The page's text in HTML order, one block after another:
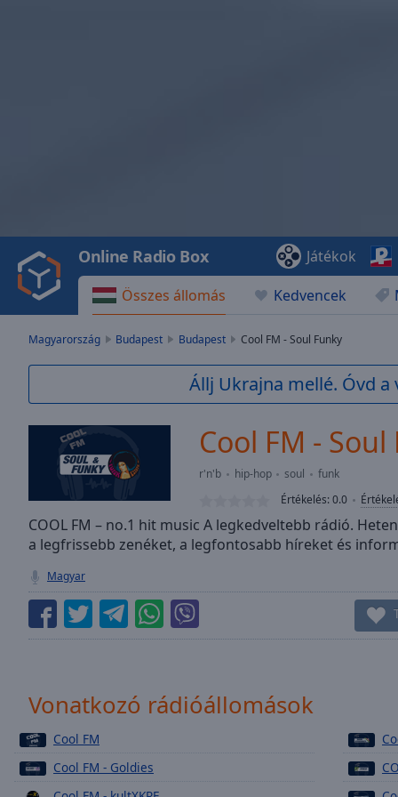
Video
Play
Backward
Skip
Current
Duration-:-
Stream
TypeLIVE
Seek to
currently
behind
LIVE
Remaining
Time-
Playback
Rate
Chapters
Összes állomás Kedvencek
Online Radio Box Játékok
Magyarország Budapest Budapest Cool FM - Soul Funky
Állj Ukrajna mellé. Óvd a
Cool FM - Soul
r'n'b hip-hop soul
funk
Értékelés:0.0
COOL FM – no.1 hit music A legkedveltebb rádió.
a legfrissebb zenéket, a legfontosabb híreket és
Magyar
Vonatkozó rádióállomások
Cool FM
Cool FM - Goldies